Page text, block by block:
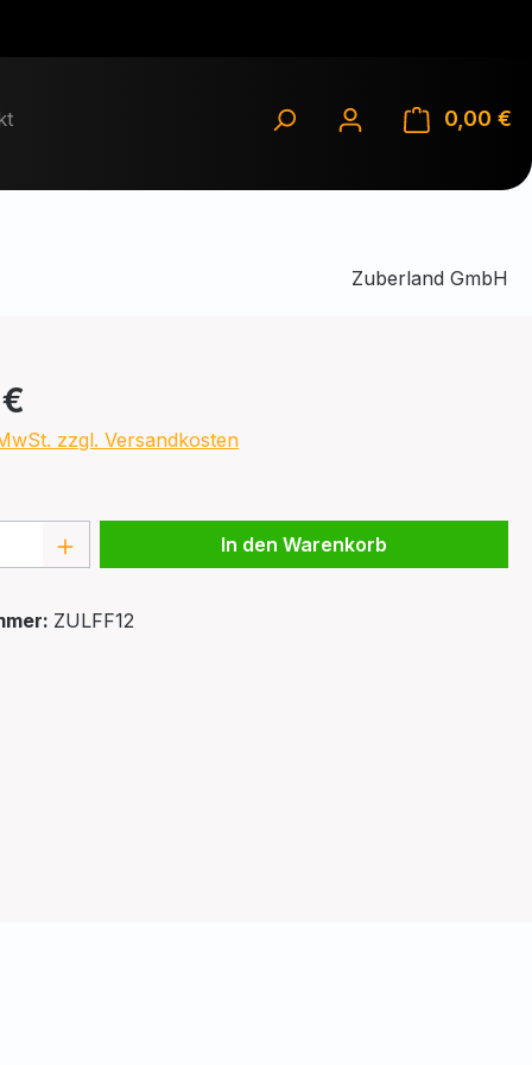
0,00 €
Zuberland GmbH
zzgl. Versandkosten
Anzahl: Gib den gewünschten Wert
In den Warenkorb
ZULFF12